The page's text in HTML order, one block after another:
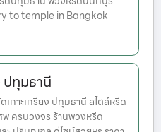
to temple in Bangkok
ปทุมธานี
าะเกรียง ปทุมธานี สไตล์หรีด
ครบวงจร ร้านพวงหรีด